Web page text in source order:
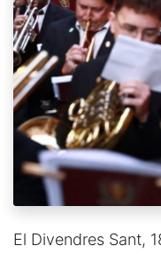
El Divendres Sant,